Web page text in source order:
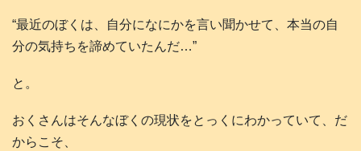
“最近のぼくは、自分になにかを言い聞かせて、本当の自
分の気持ちを諦めていたんだ…”
と。
おくさんはそんなぼくの現状をとっくにわかっていて、だ
からこそ、